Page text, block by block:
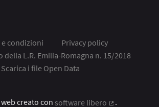
condizioni
Privacy policy
della L.R. Emilia-Romagna n. 15/2018
Scarica i file Open Data
creato con software libero
.